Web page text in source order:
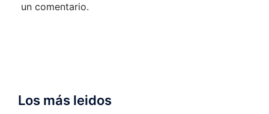
un comentario.
Los más leidos